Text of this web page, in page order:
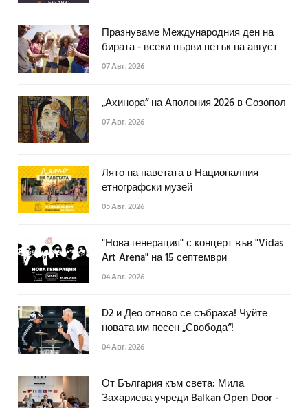
Празнуваме Международния ден на
бирата - всеки първи петък на август
07 Авг. 2026
„Ахинора“ на Аполония 2026 в Созопол
07 Авг. 2026
Лято на паветата в Националния
етнографски музей
05 Авг. 2026
"Нова генерация" с концерт във "Vidas
Art Arena" на 15 септември
04 Авг. 2026
D2 и Део отново се събраха! Чуйте
новата им песен „Свобода“!
04 Авг. 2026
От България към света: Мила
Захариева учреди Balkan Open Door -